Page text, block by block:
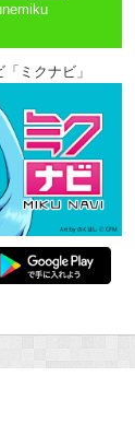
ミクナビ」